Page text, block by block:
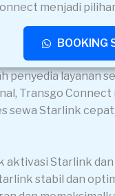
menjadi
BOOKING
penyedia layanan
Transgo
Starlink
aktivasi Starlink
stabil dan